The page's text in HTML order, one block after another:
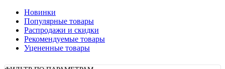
Новинки
Популярные товары
Распродажи и скидки
Рекомендуемые товары
Уцененные товары